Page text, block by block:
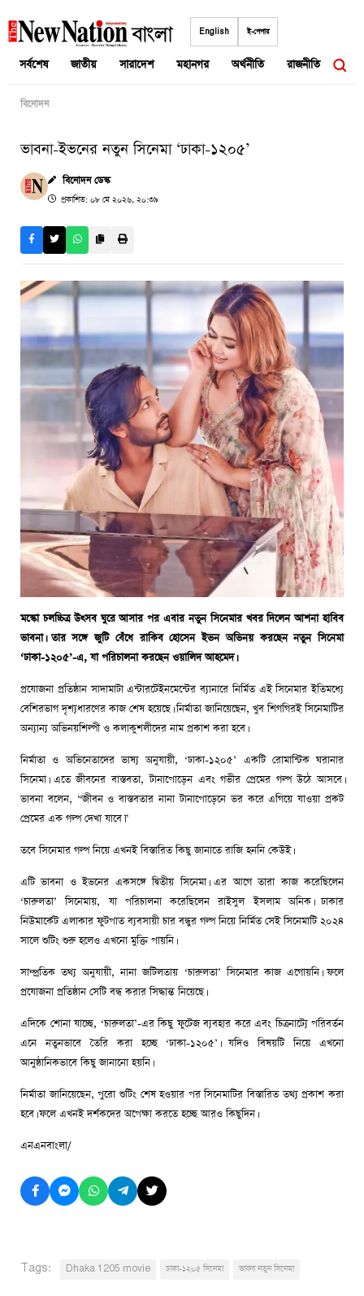
to
English ই-পেপার
সর্বশেষ জাতীয় সারাদেশ মহানগর অর্থনীতি রাজনীতি
বিনোদন
ভাবনা-ইভনের নতুন সিনেমা ‘ঢাকা-১২০৫’
বিনোদন ডেস্ক
প্রকাশিত: ০৮ মে ২০২৬, ২০:৩৯
মস্কো চলচ্চিত্র উৎসব ঘুরে আসার পর এবার নতুন সিনেমার খবর দিলেন আশনা হাবিব
ভাবনা। তার সঙ্গে জুটি বেঁধে রাকিব হোসেন ইভন অভিনয় করছেন নতুন সিনেমা
‘ঢাকা-১২০৫’-এ, যা পরিচালনা করছেন ওয়ালিদ আহমেদ।
প্রযোজনা প্রতিষ্ঠান সাদামাটা এন্টারটেইনমেন্টের ব্যানারে নির্মিত এই সিনেমার ইতিমধ্যে
বেশিরভাগ দৃশ্যধারণের কাজ শেষ হয়েছে। নির্মাতা জানিয়েছেন, খুব শিগগিরই সিনেমাটির
অন্যান্য অভিনয়শিল্পী ও কলাকুশলীদের নাম প্রকাশ করা হবে।
নির্মাতা ও অভিনেতাদের ভাষ্য অনুযায়ী, ‘ঢাকা-১২০৫’ একটি রোমান্টিক ঘরানার
সিনেমা। এতে জীবনের বাস্তবতা, টানাপোড়েন এবং গভীর প্রেমের গল্প উঠে আসবে।
ভাবনা বলেন, “জীবন ও বাস্তবতার নানা টানাপোড়েনে ভর করে এগিয়ে যাওয়া প্রকট
প্রেমের এক গল্প দেখা যাবে।”
তবে সিনেমার গল্প নিয়ে এখনই বিস্তারিত কিছু জানাতে রাজি হননি কেউই।
এটি ভাবনা ও ইভনের একসঙ্গে দ্বিতীয় সিনেমা। এর আগে তারা কাজ করেছিলেন
‘চারুলতা’ সিনেমায়, যা পরিচালনা করেছিলেন রাইসুল ইসলাম অনিক। ঢাকার
নিউমার্কেট এলাকার ফুটপাত ব্যবসায়ী চার বন্ধুর গল্প নিয়ে নির্মিত সেই সিনেমাটি ২০২৪
সালে শুটিং শুরু হলেও এখনো মুক্তি পায়নি।
সাম্প্রতিক তথ্য অনুযায়ী, নানা জটিলতায় ‘চারুলতা’ সিনেমার কাজ এগোয়নি। ফলে
প্রযোজনা প্রতিষ্ঠান সেটি বন্ধ করার সিদ্ধান্ত নিয়েছে।
এদিকে শোনা যাচ্ছে, ‘চারুলতা’-এর কিছু ফুটেজ ব্যবহার করে এবং চিত্রনাট্যে পরিবর্তন
এনে নতুনভাবে তৈরি করা হচ্ছে ‘ঢাকা-১২০৫’। যদিও বিষয়টি নিয়ে এখনো
আনুষ্ঠানিকভাবে কিছু জানানো হয়নি।
নির্মাতা জানিয়েছেন, পুরো শুটিং শেষ হওয়ার পর সিনেমাটির বিস্তারিত তথ্য প্রকাশ করা
হবে। ফলে এখনই দর্শকদের অপেক্ষা করতে হচ্ছে আরও কিছুদিন।
এনএনবাংলা/
Tags: Dhaka 1205 movie ঢাকা-১২০৫ সিনেমা ভাবনা নতুন সিনেমা